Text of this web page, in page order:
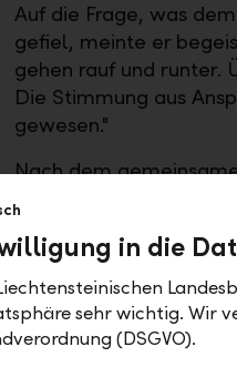
Auf die Frage, was
gefiel, meinte er
gehen rauf und runter.
Die Stimmung aus
gewesen."
Nach dem
Betreuungsperson –
Ins Berufsleben
"Wir haben uns sehr
Möglichkeit zu bieten,
in die
sehr wichtig. Wir
(DSGVO).